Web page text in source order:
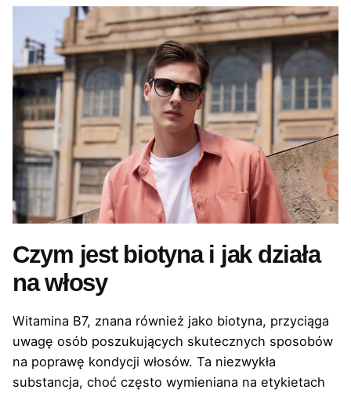
Czym jest biotyna i jak działa
na włosy
Witamina B7, znana również jako biotyna, przyciąga
uwagę osób poszukujących skutecznych sposobów
na poprawę kondycji włosów. Ta niezwykła
substancja, choć często wymieniana na etykietach